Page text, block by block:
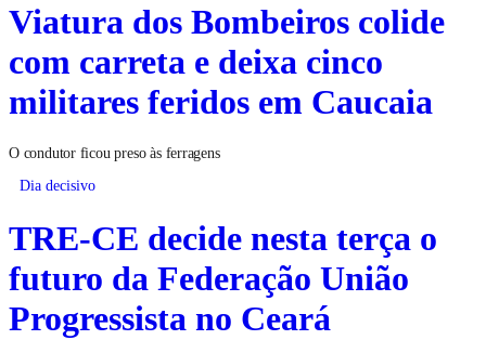
Viatura dos Bombeiros colide
com carreta e deixa cinco
militares feridos em Caucaia
O condutor ficou preso às ferragens
Dia decisivo
TRE-CE decide nesta terça o
futuro da Federação União
Progressista no Ceará